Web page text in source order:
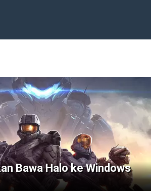
Bawa Halo ke Windows